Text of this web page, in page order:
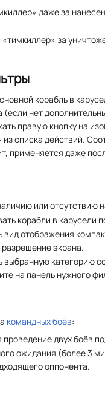
даже за
«тимкиллер» за
корабль в
нет
правую кнопку на
списка действий.
применяется даже
или отсутствию
корабли в карусели
отображения
экрана.
категорию
на панель нужного
командных боёв:
двух боёв
ожидания (более 3
оппонента.